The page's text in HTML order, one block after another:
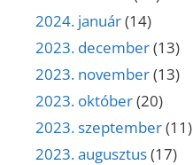
2024. január(14)
2023. december(13)
2023. november(13)
2023. október(20)
2023. szeptember(11)
2023. augusztus(17)